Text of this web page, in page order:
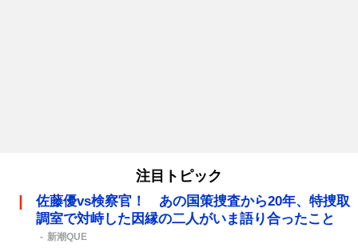
注目トピック
佐藤優vs検察官！ あの国策捜査から20年、特捜取
調室で対峙した因縁の二人がいま語り合ったこと
新潮QUE